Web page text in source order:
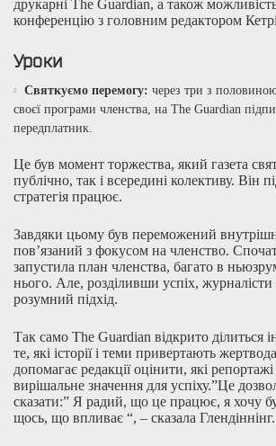
друкарні The Guardian, а також
конференцію з головним редактором
Уроки
Святкуємо перемогу: через три з
своєї програми членства, на The Guardian
передплатник.
Це був момент торжества, який газета
публічно, так і всередині колективу. Він
стратегія працює.
Завдяки цьому був переможений
пов’язаний з фокусом на членство.
запустила план членства, багато в
нього. Але, розділивши успіх,
розумний підхід.
Так само The Guardian відкрито ділиться
те, які історії і теми привертають
допомагає редакції оцінити, які
вирішальне значення для успіху.”Це
сказати:” Я радий, що це працює, я хочу
щось, що впливає “, – сказала Глендіннінг.